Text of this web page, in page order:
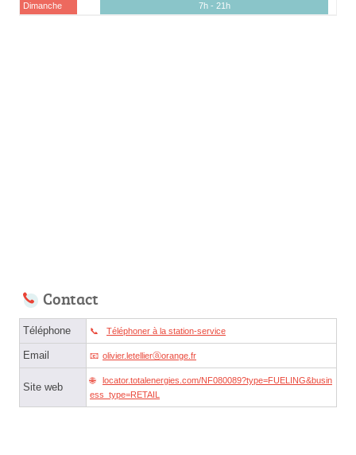
Dimanche 7h - 21h
Contact
Téléphone Téléphoner à la station-service
Email olivier.letellierⓐorange.fr
Site web
locator.totalenergies.com/NF080089?type=FUELING&busin
ess_type=RETAIL